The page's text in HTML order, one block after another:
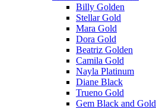
Billy Golden
Stellar Gold
Mara Gold
Dora Gold
Beatriz Golden
Camila Gold
Nayla Platinum
Diane Black
Trueno Gold
Gem Black and Gold